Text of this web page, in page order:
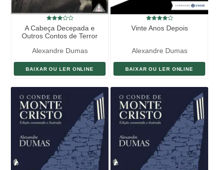
A Cabeça Decepada e
Outros Contos de Terror
Alexandre Dumas
BAIXAR OU LER ONLINE
Vinte Anos Depois
Alexandre Dumas
BAIXAR OU LER ONLINE